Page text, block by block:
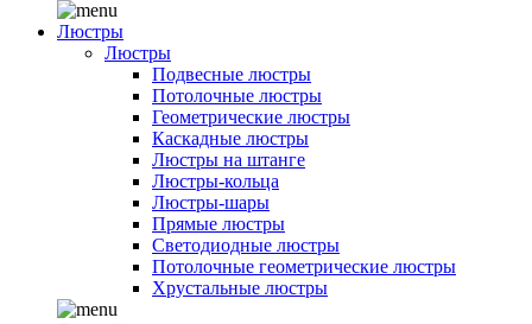
Люстры
Люстры
Подвесные люстры
Потолочные люстры
Геометрические люстры
Каскадные люстры
Люстры на штанге
Люстры-кольца
Люстры-шары
Прямые люстры
Светодиодные люстры
Потолочные геометрические люстры
Хрустальные люстры